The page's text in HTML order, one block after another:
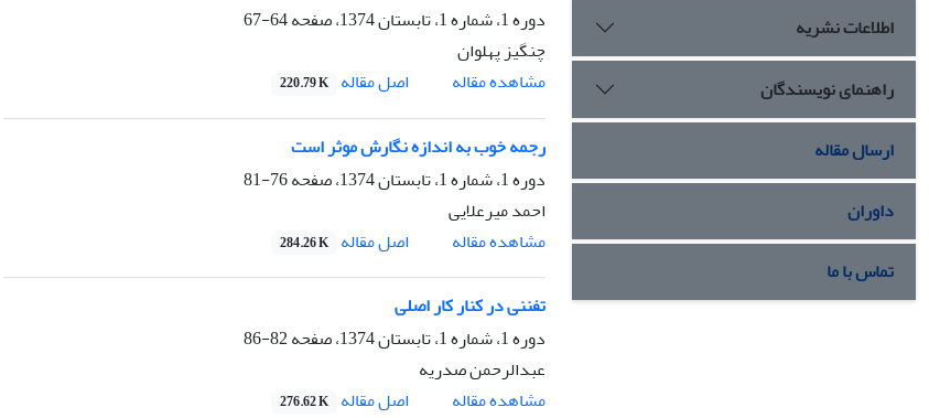
دوره 1، شماره 1، تابستان 1374، صفحه
64-67
چنگیز پهلوان
مشاهده مقاله
اصل مقاله 220.79 K
رجمه خوب به اندازه نگارش موثر است
دوره 1، شماره 1، تابستان 1374، صفحه
76-81
احمد میرعلایی
مشاهده مقاله
اصل مقاله 284.26 K
تفننی در کنار کار اصلی
دوره 1، شماره 1، تابستان 1374، صفحه
82-86
عبدالرحمن صدریه
مشاهده مقاله
اصل مقاله 276.62 K
اطلاعات نشریه
راهنمای نویسندگان
ارسال مقاله
داوران
تماس با ما